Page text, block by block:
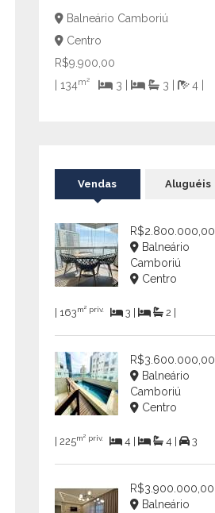
Balneário Camboriú
Centro
R$9.900,00
| 134m² 3 | 3 | 4 |
Vendas Aluguéis
R$2.800.000,00
Balneário
Camboriú
Centro
| 163m² priv. 3 | 2 |
R$3.600.000,00
Balneário
Camboriú
Centro
| 225m² priv. 4 | 4 | 3
R$3.900.000,00
Balneário